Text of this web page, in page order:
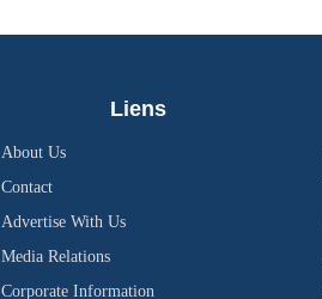
Liens
About Us
Contact
Advertise With Us
Media Relations
Corporate Information